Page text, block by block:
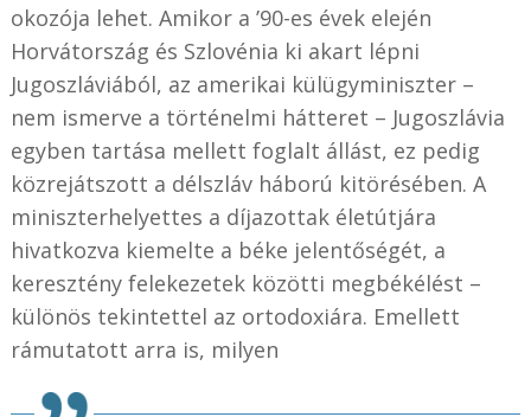
okozója lehet. Amikor a ’90-es évek elején
Horvátország és Szlovénia ki akart lépni
Jugoszláviából, az amerikai külügyminiszter –
nem ismerve a történelmi hátteret – Jugoszlávia
egyben tartása mellett foglalt állást, ez pedig
közrejátszott a délszláv háború kitörésében. A
miniszterhelyettes a díjazottak életútjára
hivatkozva kiemelte a béke jelentőségét, a
keresztény felekezetek közötti megbékélést –
különös tekintettel az ortodoxiára. Emellett
rámutatott arra is, milyen